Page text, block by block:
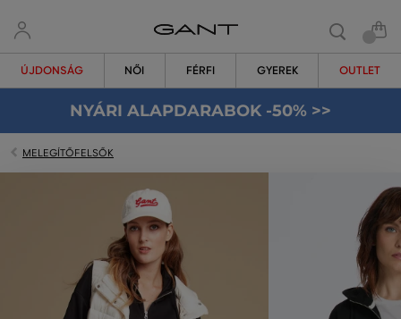
ÚJDONSÁG NŐI FÉRFI GYEREK OUTLET
NYÁRI ALAPDARABOK -50% >>
MELEGÍTŐFELSŐK